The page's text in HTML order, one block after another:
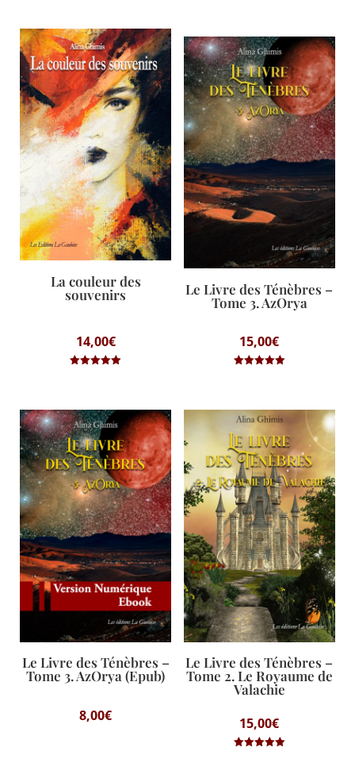
La couleur des
souvenirs
14,00€
Le Livre des Ténèbres –
Tome 3. AzOrya
15,00€
Le Livre des Ténèbres –
Tome 3. AzOrya (Epub)
8,00€
Le Livre des Ténèbres –
Tome 2. Le Royaume de
Valachie
15,00€